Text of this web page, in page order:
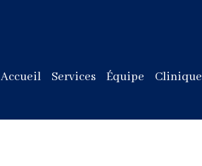
Accueil Services Équipe Clinique